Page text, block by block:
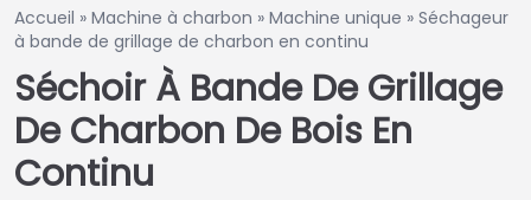
Accueil » Machine à charbon » Machine unique » Séchageur
à bande de grillage de charbon en continu
Séchoir À Bande De Grillage
De Charbon De Bois En
Continu